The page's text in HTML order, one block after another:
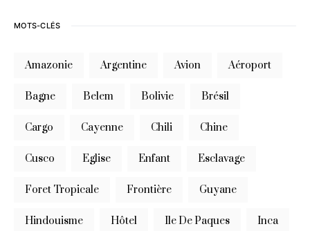
MOTS-CLÉS
Amazonie Argentine Avion Aéroport
Bagne Belem Bolivie Brésil
Cargo Cayenne Chili Chine
Cusco Eglise Enfant Esclavage
Foret Tropicale Frontière Guyane
Hindouisme Hôtel Ile De Paques Inca